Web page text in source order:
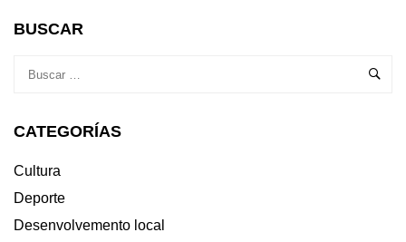
BUSCAR
CATEGORÍAS
Cultura
Deporte
Desenvolvemento local